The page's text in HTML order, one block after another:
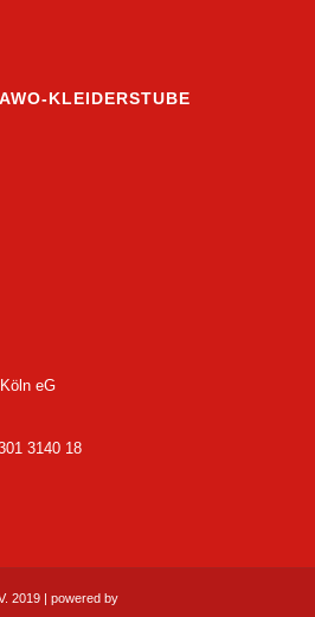
KLEIDERSTUBE
eG
3140 18
2019 | powered by